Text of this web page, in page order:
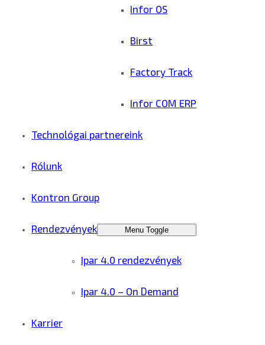
Infor OS
Birst
Factory Track
Infor COM ERP
Technológai partnereink
Rólunk
Kontron Group
Rendezvények Menu Toggle
Ipar 4.0 rendezvények
Ipar 4.0 – On Demand
Karrier